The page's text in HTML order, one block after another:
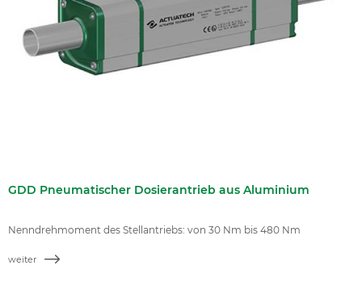
GDD Pneumatischer Dosierantrieb aus Aluminium
Nenndrehmoment des Stellantriebs: von 30 Nm bis 480 Nm
weiter